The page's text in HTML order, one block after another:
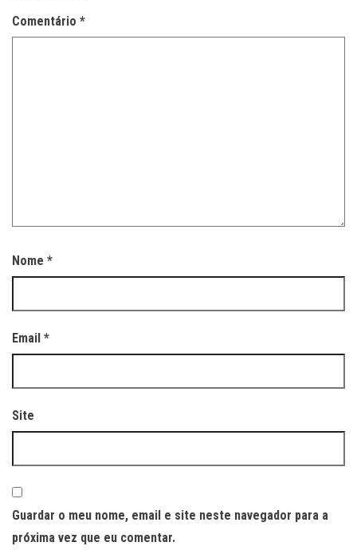
Comentário *
Nome *
Email *
Site
Guardar o meu nome, email e site neste navegador para a
próxima vez que eu comentar.